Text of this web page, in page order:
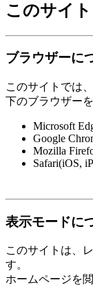
このサイ
ブラウザーに
このサイトでは
下のブラウザー
Microsoft
Google
Mozilla
Safari(iOS,
表示モードに
このサイトは、
す。
ホームページを